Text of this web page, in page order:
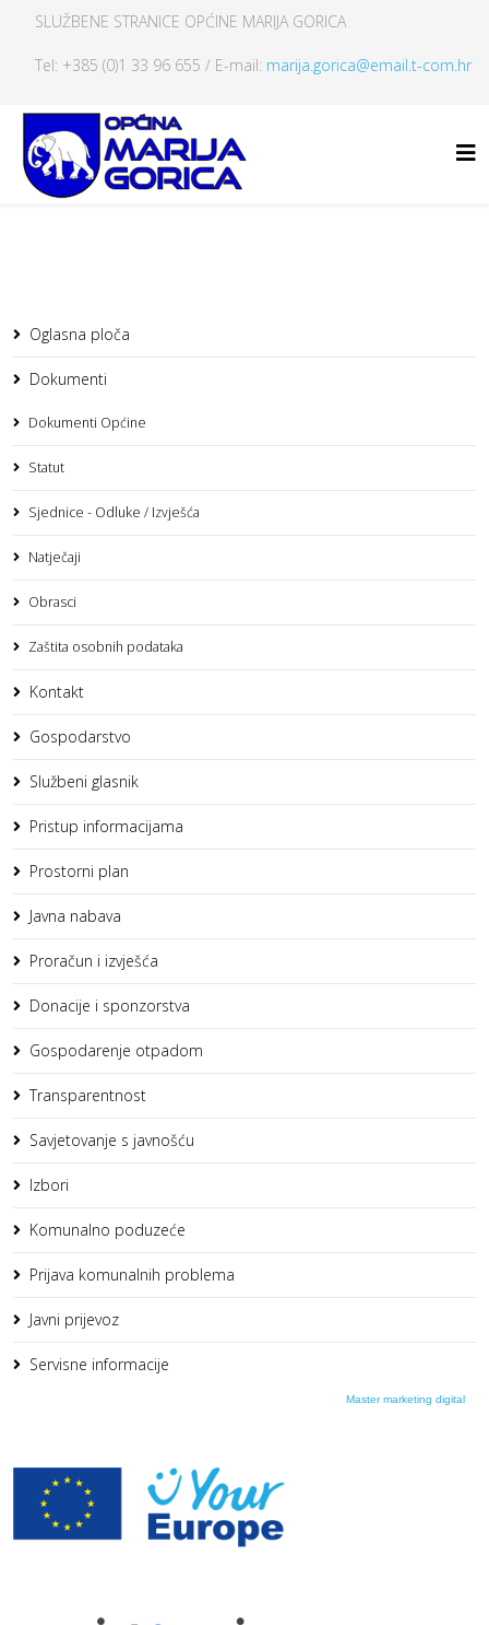
SLUŽBENE STRANICE OPĆINE MARIJA GORICA
Tel: +385 (0)1 33 96 655 / E-mail: marija.gorica@email.t-com.hr
Oglasna ploča
Dokumenti
Dokumenti Općine
Statut
Sjednice - Odluke / Izvješća
Natječaji
Obrasci
Zaštita osobnih podataka
Kontakt
Gospodarstvo
Službeni glasnik
Pristup informacijama
Prostorni plan
Javna nabava
Proračun i izvješća
Donacije i sponzorstva
Gospodarenje otpadom
Transparentnost
Savjetovanje s javnošću
Izbori
Komunalno poduzeće
Prijava komunalnih problema
Javni prijevoz
Servisne informacije
Master marketing digital